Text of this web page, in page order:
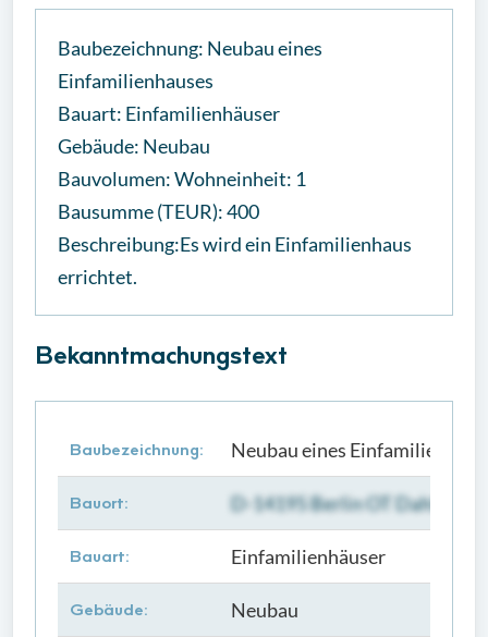
Baubezeichnung: Neubau eines
Einfamilienhauses
Bauart: Einfamilienhäuser
Gebäude: Neubau
Bauvolumen: Wohneinheit: 1
Bausumme (TEUR): 400
Beschreibung:Es wird ein Einfamilienhaus
errichtet.
Bekanntmachungstext
Baubezeichnung: Neubau eines
Bauort: D-14195 Berlin OT Dahlem,
Bauart: Einfamilienhäuser
Gebäude: Neubau